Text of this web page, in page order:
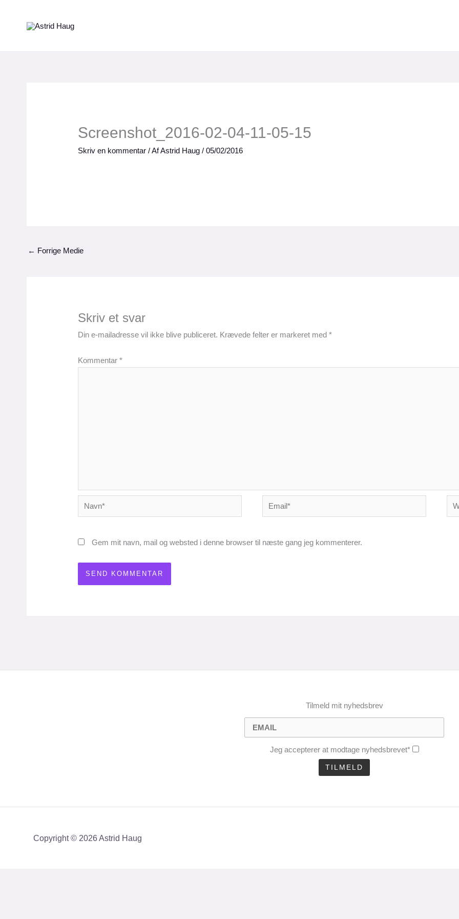
Screenshot_2016-02-04-11-05-15
Skriv en kommentar / AfAstrid Haug/05/02/2016
← Forrige Medie
Skriv et svar
Din e-mailadresse vil ikke blive publiceret. Krævede felter er markeret med*
Kommentar*
Navn* Email*
Gem mit navn, mail og websted i denne browser til næste gang jeg kommenterer.
Tilmeld mit nyhedsbrev
Jeg accepterer at modtage nyhedsbrevet*
Copyright © 2026 Astrid Haug